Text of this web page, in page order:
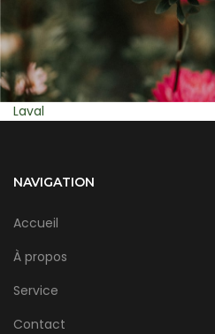
NAVIGATION
Accueil
À propos
Service
Contact